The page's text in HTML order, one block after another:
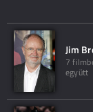
Jim
7
együtt